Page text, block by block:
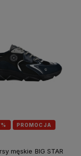
PROMOCJA
męskie BIG STAR